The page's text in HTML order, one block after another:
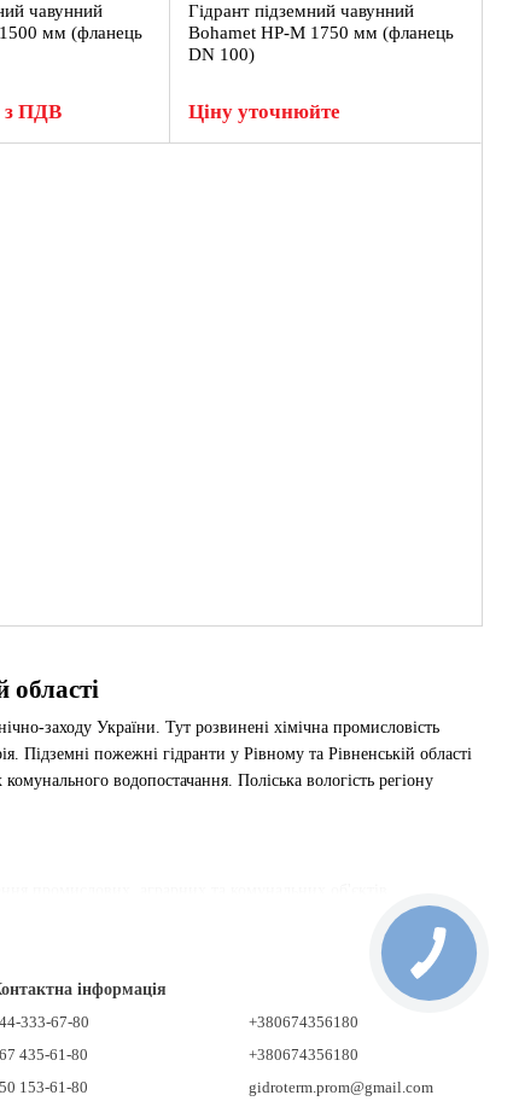
області
заходу України. Тут розвинені хімічна промисловість
Підземні пожежні гідранти у Рівному та Рівненській області
водопостачання. Поліська вологість регіону
комплексах регіону. Якісне антикорозійне покриття захищає
чавунний
мм (фланець
з ПДВ
Гідрант підземний чавунний
Bohamet HP-M 1750 мм (фланець
DN 100)
Ціну уточнюйте
інформація
333-67-80
435-61-80
153-61-80
+380674356180
+380674356180
gidroterm.prom@gmail.com